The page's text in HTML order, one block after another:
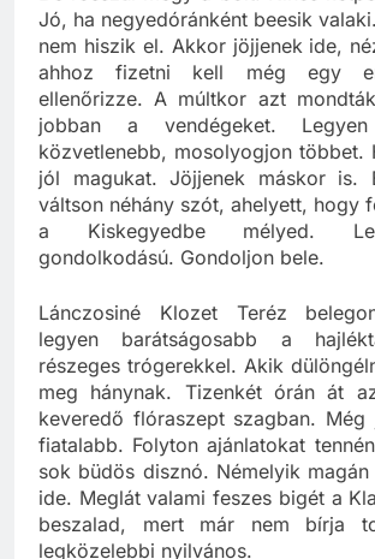
De rosszul megy a bolt. Nincs
Jó, ha negyedóránként beesik
nem hiszik el. Akkor jöjjenek ide,
ahhoz fizetni kell még egy
ellenőrizze. A múltkor azt
jobban a vendégeket. Legyen
közvetlenebb, mosolyogjon többet.
jól magukat. Jöjjenek máskor is.
váltson néhány szót, ahelyett, hogy
a Kiskegyedbe mélyed.
Lánczosiné Klozet Teréz
legyen barátságosabb a
részeges trógerekkel. Akik
meg hánynak. Tizenkét órán át
keveredő flóraszept szagban.
fiatalabb. Folyton ajánlatokat
sok büdös disznó. Némelyik
ide. Meglát valami feszes bigét a
beszalad, mert már nem bírja